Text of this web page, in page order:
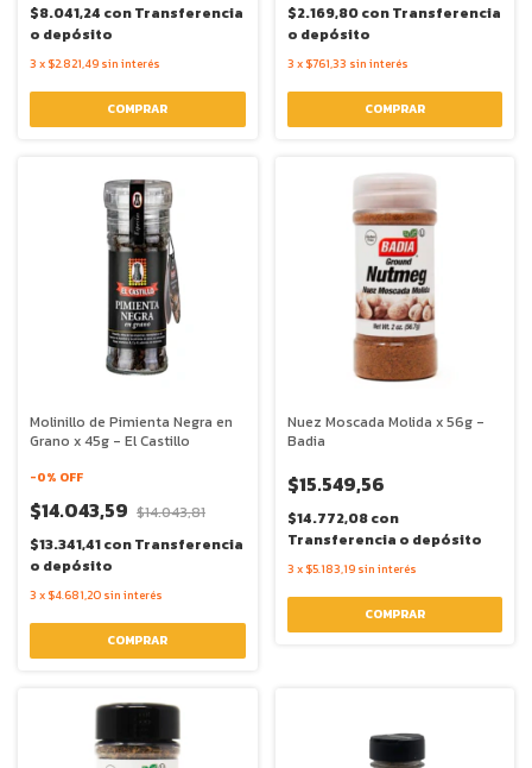
$8.041,24 conTransferencia
o depósito
3 x $2.821,49 sin interés
$2.169,80conTransferencia
o depósito
3 x $761,33 sin interés
Molinillo de Pimienta Negra en
Grano x 45g - El Castillo
-0% OFF
$14.043,59 $14.043,81
$13.341,41conTransferencia
o depósito
3 x $4.681,20 sin interés
Nuez Moscada Molida x 56g -
Badia
$15.549,56
$14.772,08con
Transferencia o depósito
3 x $5.183,19 sin interés